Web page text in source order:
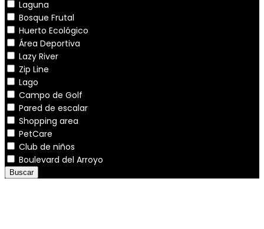
Laguna
Bosque Frutal
Huerto Ecológico
Área Deportiva
Lazy River
Zip Line
Lago
Campo de Golf
Pared de escalar
Shopping area
PetCare
Club de niños
Boulevard del Arroyo
Buscar